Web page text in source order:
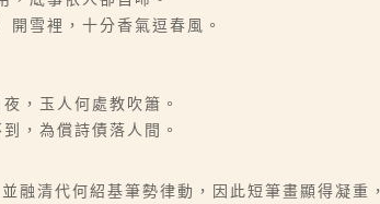
雪裡，十分香氣逗春風。
，玉人何處教吹簫。
，為償詩債落人間。
融清代何紹基筆勢律動，因此短筆畫顯得凝重